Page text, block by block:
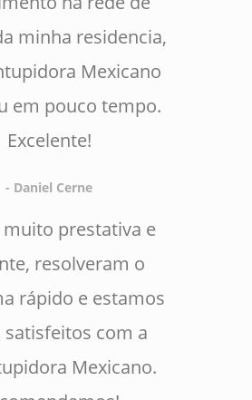
minha residencia,
Mexicano
em pouco tempo.
Excelente!
- Daniel Cerne
muito prestativa e
resolveram o
rápido e estamos
com a
Mexicano.